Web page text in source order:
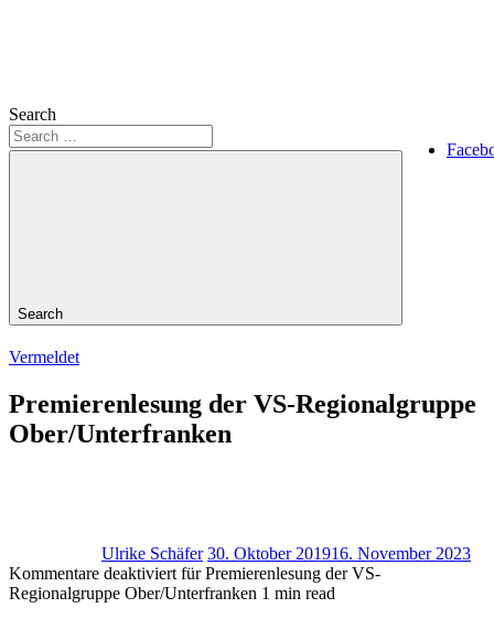
Search
Search
Vermeldet
Premierenlesung der VS-Regionalgruppe
Ober/Unterfranken
Ulrike Schäfer 30. Oktober 201916. November 2023
Kommentare deaktiviert für Premierenlesung der VS-
Regionalgruppe Ober/Unterfranken 1 min read